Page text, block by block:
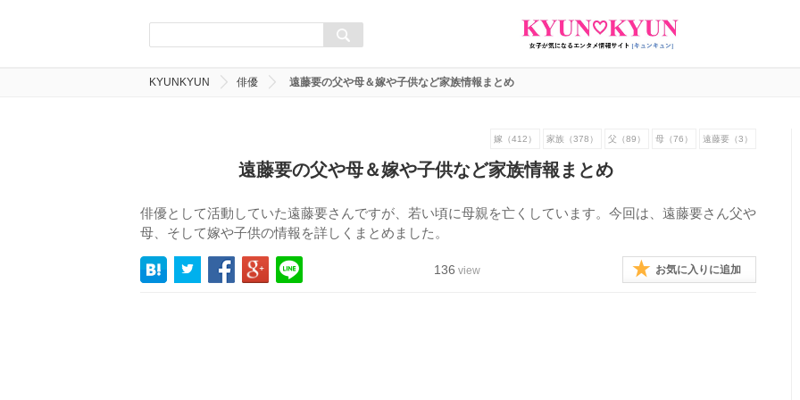
KYUNKYUN 俳優 遠藤要の父や母＆嫁や子供など家族情報まとめ
嫁（412） 家族（378） 父（89） 母（76） 遠藤要（3）
遠藤要の父や母＆嫁や子供など家族情報まとめ
俳優として活動していた遠藤要さんですが、若い頃に母親を亡くしています。今回は、遠藤要さん父や
母、そして嫁や子供の情報を詳しくまとめました。
136 view お気に入りに追加